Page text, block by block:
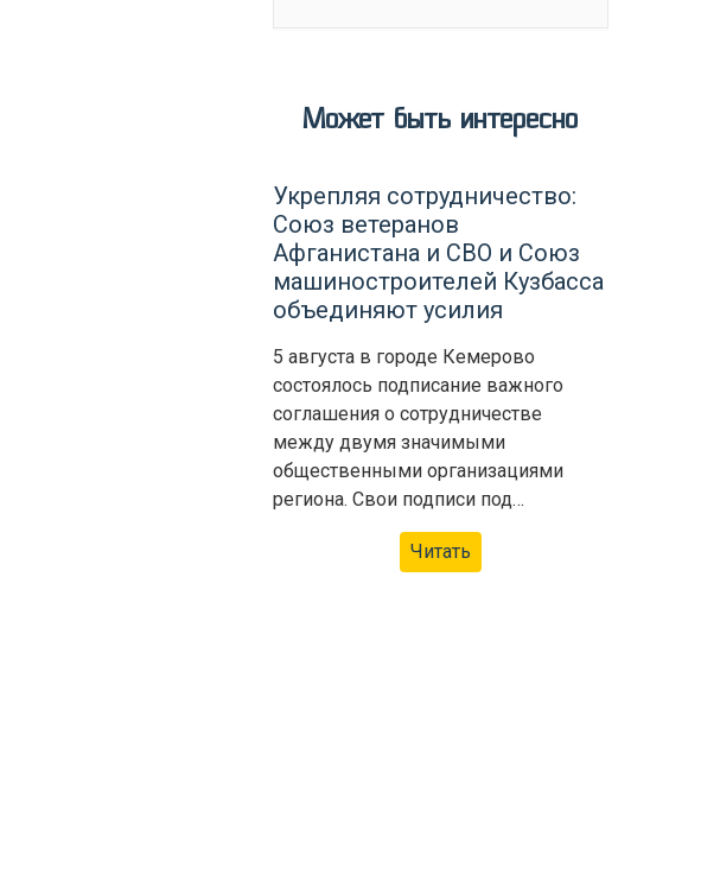
Может быть интересно
Укрепляя сотрудничество:
Союз ветеранов
Афганистана и СВО и Союз
машиностроителей Кузбасса
объединяют усилия
5 августа в городе Кемерово
состоялось подписание важного
соглашения о сотрудничестве
между двумя значимыми
общественными организациями
региона. Свои подписи под…
Читать